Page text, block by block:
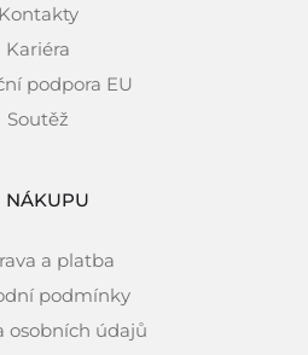
Kontakty
Kariéra
podpora EU
Soutěž
NÁKUPU
a platba
podmínky
osobních údajů